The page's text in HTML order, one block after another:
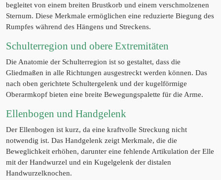
begleitet von einem breiten Brustkorb und einem verschmolzenen
Sternum. Diese Merkmale ermöglichen eine reduzierte Biegung des
Rumpfes während des Hängens und Streckens.
Schulterregion und obere Extremitäten
Die Anatomie der Schulterregion ist so gestaltet, dass die
Gliedmaßen in alle Richtungen ausgestreckt werden können. Das
nach oben gerichtete Schultergelenk und der kugelförmige
Oberarmkopf bieten eine breite Bewegungspalette für die Arme.
Ellenbogen und Handgelenk
Der Ellenbogen ist kurz, da eine kraftvolle Streckung nicht
notwendig ist. Das Handgelenk zeigt Merkmale, die die
Beweglichkeit erhöhen, darunter eine fehlende Artikulation der Elle
mit der Handwurzel und ein Kugelgelenk der distalen
Handwurzelknochen.